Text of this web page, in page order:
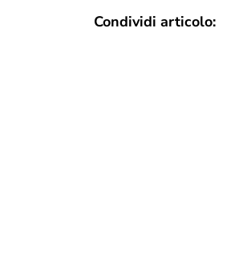
Condividi articolo: